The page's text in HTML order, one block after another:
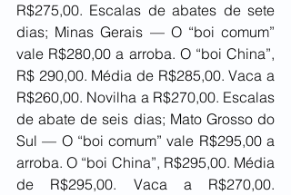
R$275,00. Escalas de abates de sete
dias; Minas Gerais — O “boi comum”
vale R$280,00 a arroba. O “boi China”,
R$ 290,00. Média de R$285,00. Vaca a
R$260,00. Novilha a R$270,00. Escalas
de abate de seis dias; Mato Grosso do
Sul — O “boi comum” vale R$295,00 a
arroba. O “boi China”, R$295,00. Média
de R$295,00. Vaca a R$270,00.